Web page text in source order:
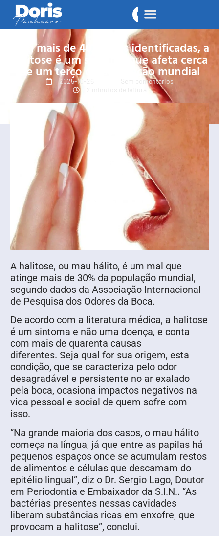
Com mais de 40 causas identificadas, a
halitose é um sintoma que afeta cerca
de um terço da população mundial
2025-10-26
Sem comentários
A halitose, ou mau hálito, é um mal que
atinge mais de 30% da população mundial,
segundo dados da Associação Internacional
de Pesquisa dos Odores da Boca.
De acordo com a literatura médica, a halitose
é um sintoma e não uma doença, e conta
com mais de quarenta causas
diferentes. Seja qual for sua origem, esta
condição, que se caracteriza pelo odor
desagradável e persistente no ar exalado
pela boca, ocasiona impactos negativos na
vida pessoal e social de quem sofre com
isso.
“Na grande maioria dos casos, o mau hálito
começa na língua, já que entre as papilas há
pequenos espaços onde se acumulam restos
de alimentos e células que descamam do
epitélio lingual”, diz o Dr. Sergio Lago, Doutor
em Periodontia e Embaixador da S.I.N.. “As
bactérias presentes nessas cavidades
liberam substâncias ricas em enxofre, que
provocam a halitose”, conclui.